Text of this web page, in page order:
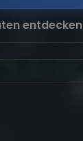
entdecken